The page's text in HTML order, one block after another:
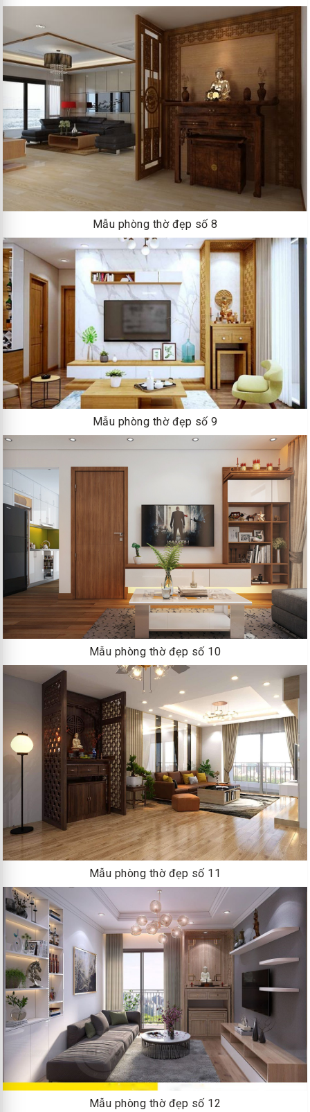
Mẫu phòng thờ đẹp số 8
Mẫu phòng thờ đẹp số 9
Mẫu phòng thờ đẹp số 10
Mẫu phòng thờ đẹp số 11
Mẫu phòng thờ đẹp số 12